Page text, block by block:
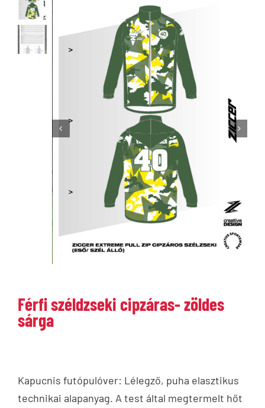
Férfi széldzseki cipzáras- zöldes
sárga
Kapucnis futópulóver: Lélegző, puha elasztikus
technikai alapanyag. A test által megtermelt hőt